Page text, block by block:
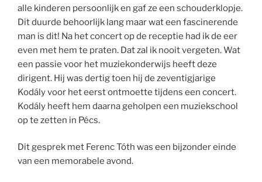
alle kinderen persoonlijk en gaf ze een schouderklopje.
Dit duurde behoorlijk lang maar wat een fascinerende
man is dit! Na het concert op de receptie had ik de eer
even met hem te praten. Dat zal ik nooit vergeten. Wat
een passie voor het muziekonderwijs heeft deze
dirigent. Hij was dertig toen hij de zeventigjarige
Kodály voor het eerst ontmoette tijdens een concert.
Kodály heeft hem daarna geholpen een muziekschool
op te zetten in Pécs.
Dit gesprek met Ferenc Tóth was een bijzonder einde
van een memorabele avond.